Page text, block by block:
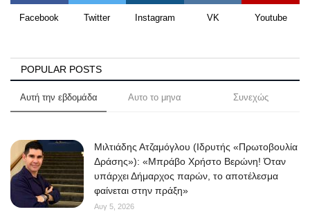
Facebook Twitter Instagram VK Youtube
POPULAR POSTS
Αυτή την εβδομάδα Αυτο το μηνα Συνεχώς
Μιλτιάδης Ατζαμόγλου (Ιδρυτής «Πρωτοβουλία
Δράσης»): «Μπράβο Χρήστο Βερώνη! Όταν
υπάρχει Δήμαρχος παρών, το αποτέλεσμα
φαίνεται στην πράξη»
Αυγ 5, 2026